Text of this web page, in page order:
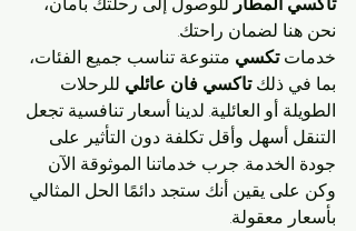
نحن هنا لضمان راحتك.
خدمات تكسي متنوعة تناسب جميع الفئات،
بما في ذلك تاكسي فان عائلي للرحلات
الطويلة أو العائلية. لدينا أسعار تنافسية تجعل
التنقل أسهل وأقل تكلفة دون التأثير على
جودة الخدمة. جرب خدماتنا الموثوقة الآن
وكن على يقين أنك ستجد دائمًا الحل المثالي
بأسعار معقولة.